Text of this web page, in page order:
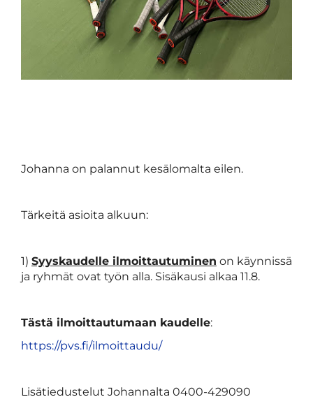
Johanna on palannut kesälomalta eilen.
Tärkeitä asioita alkuun:
1) Syyskaudelle ilmoittautuminen on käynnissä
ja ryhmät ovat työn alla. Sisäkausi alkaa 11.8.
Tästä ilmoittautumaan kaudelle:
https://pvs.fi/ilmoittaudu/
Lisätiedustelut Johannalta 0400-429090